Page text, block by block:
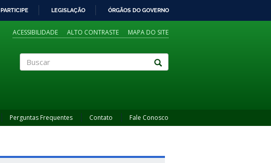
PARTICIPE LEGISLAÇÃO ÓRGÃOS DO GOVERNO
ACESSIBILIDADE ALTO CONTRASTE MAPA DO SITE
Perguntas Frequentes Contato Fale Conosco